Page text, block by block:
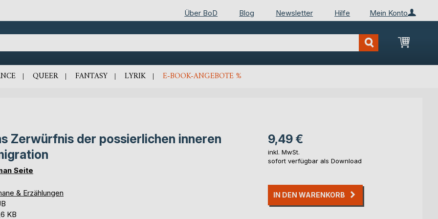
Mein Konto
Über BoD Blog Newsletter Hilfe
Mein
QUEER FANTASY LYRIK E-BOOK-ANGEBOTE %
Zerwürfnis der possierlichen inneren
Seite
& Erzählungen
KB
9,49 €
inkl. MwSt.
sofort verfügbar als Download
IN DEN WARENKORB